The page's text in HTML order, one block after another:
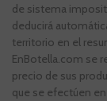
de sistema
deducirá
territorio en el
EnBotella.com se
precio de sus
que se efectúen